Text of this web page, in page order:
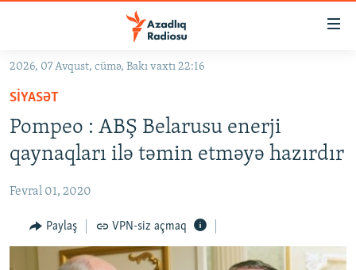
Əsas
qayıt
Əsas
naviqasiyaya
qayıt
Axtarışa
GÜNDƏM
KORRUPSIOMETR
#ƏSLINDƏ
FƏRQƏ BAX
QANUNI DOĞRU
ARAŞDIRMA
2026, 07 Avqust, cümə, Bakı vaxtı 22:16
SIYASƏT
Pompeo : ABŞ Belarusu enerji
qaynaqları ilə təmin etməyə hazırdır
Fevral 01, 2020
Paylaş VPN-siz açmaq